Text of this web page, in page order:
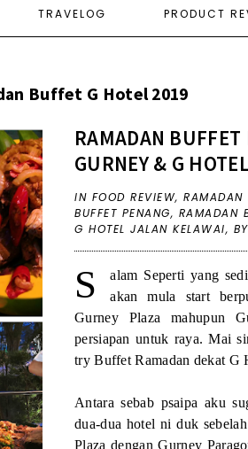
TRAVELOG PRODUCT
Buffet G Hotel 2019
RAMADAN BUFFET
GURNEY & G
IN FOOD REVIEW,RAMADAN
BUFFET PENANG, RAMADAN
G HOTEL JALAN KELAWAI,
S
alam Seperti yang
akan mula start
Gurney Plaza mahupun
persiapan untuk raya. Mai
try Buffet Ramadan dekat G
Antara sebab psaipa aku
dua-dua hotel ni duk
Plaza dengan Gurney